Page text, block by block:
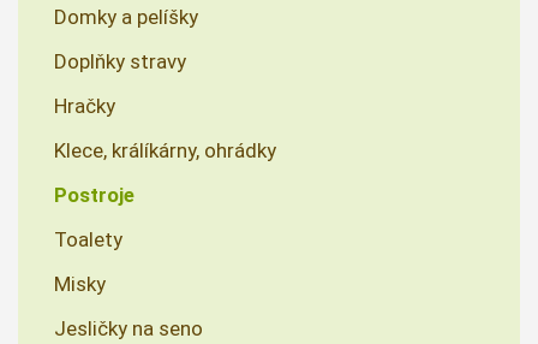
Domky a pelíšky
Doplňky stravy
Hračky
Klece, králíkárny, ohrádky
Postroje
Toalety
Misky
Jesličky na seno